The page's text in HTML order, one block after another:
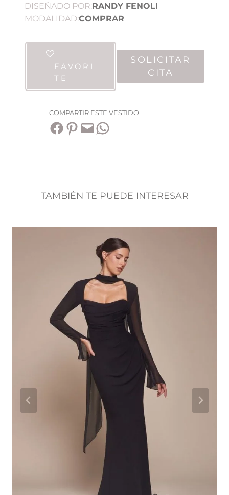
DISEÑADO POR:RANDY FENOLI
MODALIDAD:COMPRAR
FAVORI
TE
SOLICITAR
CITA
COMPARTIR ESTE VESTIDO
Compartir en Facebook Compartir en Pinterest Envía esta página por correo electrónico Compartir en WhatsApp
TAMBIÉN TE PUEDE INTERESAR